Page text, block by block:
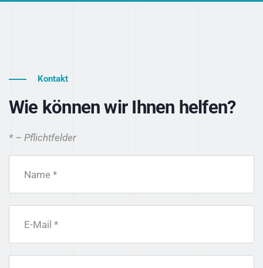
Kontakt
Wie können wir Ihnen helfen?
* – Pflichtfelder
Name *
E-Mail *